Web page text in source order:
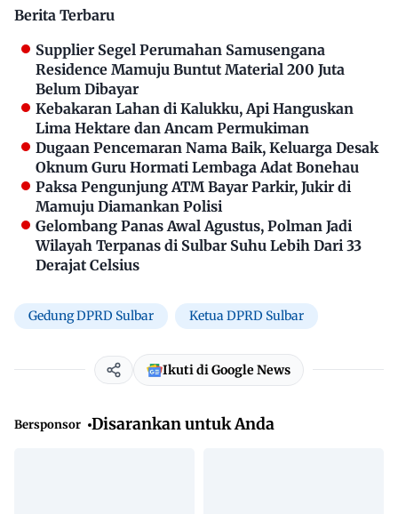
Berita Terbaru
Supplier Segel Perumahan Samusengana
Residence Mamuju Buntut Material 200 Juta
Belum Dibayar
Kebakaran Lahan di Kalukku, Api Hanguskan
Lima Hektare dan Ancam Permukiman
Dugaan Pencemaran Nama Baik, Keluarga Desak
Oknum Guru Hormati Lembaga Adat Bonehau
Paksa Pengunjung ATM Bayar Parkir, Jukir di
Mamuju Diamankan Polisi
Gelombang Panas Awal Agustus, Polman Jadi
Wilayah Terpanas di Sulbar Suhu Lebih Dari 33
Derajat Celsius
Gedung DPRD Sulbar Ketua DPRD Sulbar
Ikuti di Google News
Bersponsor Disarankan untuk Anda